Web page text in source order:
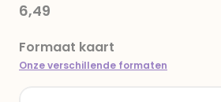
6,49
Formaat kaart
Onze verschillende formaten